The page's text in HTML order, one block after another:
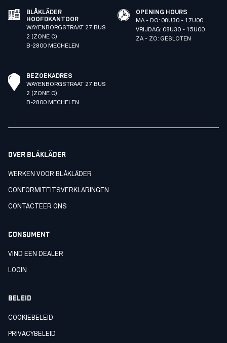
BLÅKLÄDER
HOOFDKANTOOR
WAYENBORGSTRAAT 27 BUS
2 (ZONE C)
B-2800 MECHELEN
OPENING HOURS
MA - DO: 08U30 - 17U00
VRIJDAG: 08U30 - 15U00
ZA - ZO: GESLOTEN
BEZOEKADRES
WAYENBORGSTRAAT 27 BUS
2 (ZONE C)
B-2800 MECHELEN
OVER BLÅKLÄDER
WERKEN VOOR BLÅKLÄDER
CONFORMITEITSVERKLARINGEN
CONTACTEER ONS
CONSUMENT
VIND EEN DEALER
LOGIN
BELEID
COOKIEBELEID
PRIVACYBELEID